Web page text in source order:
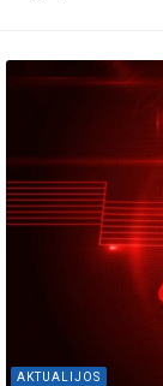
AKTUALIJOS